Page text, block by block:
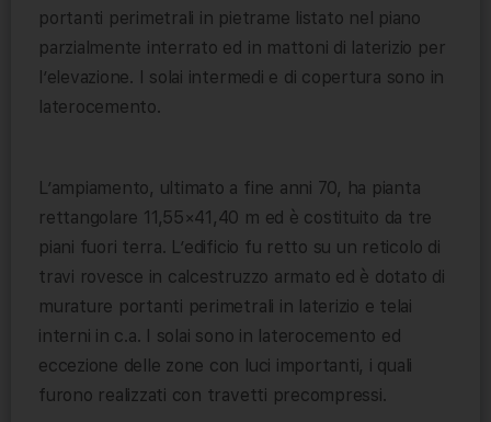
portanti perimetrali in pietrame listato nel piano
parzialmente interrato ed in mattoni di laterizio per
l’elevazione. I solai intermedi e di copertura sono in
laterocemento.
L’ampiamento, ultimato a fine anni 70, ha pianta
rettangolare 11,55×41,40 m ed è costituito da tre
piani fuori terra. L’edificio fu retto su un reticolo di
travi rovesce in calcestruzzo armato ed è dotato di
murature portanti perimetrali in laterizio e telai
interni in c.a. I solai sono in laterocemento ed
eccezione delle zone con luci importanti, i quali
furono realizzati con travetti precompressi.